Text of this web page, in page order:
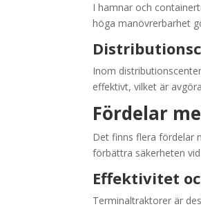
I hamnar och
höga manövrerbarhet
Inom
effektivt, vilket är
Fördelar
Det finns flera fördelar
förbättra säkerheten
Effektivitet
Terminaltraktorer är